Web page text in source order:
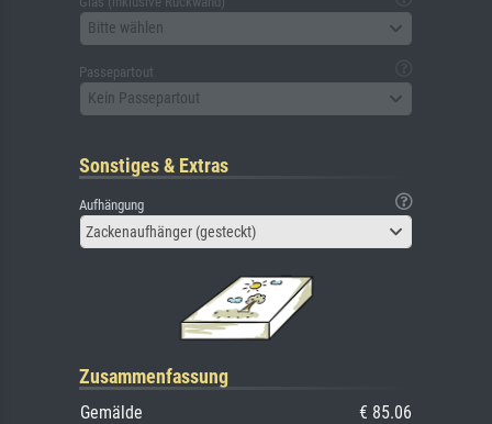
Bitte wählen
Passepartout
Kein Passepartout
Sonstiges & Extras
Aufhängung
Zackenaufhänger (gesteckt)
Zusammenfassung
Gemälde
€ 85.06